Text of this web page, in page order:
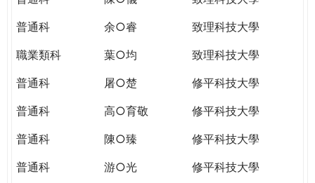
普通科
余○睿
致理科技大學
職業類科
葉○均
致理科技大學
普通科
屠○楚
修平科技大學
普通科
高○育敬
修平科技大學
普通科
陳○臻
修平科技大學
普通科
游○光
修平科技大學